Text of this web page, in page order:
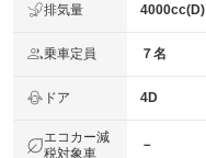
排気量 4000cc(D)
乗車定員 ７名
ドア 4D
エコカー減
税対象車
－